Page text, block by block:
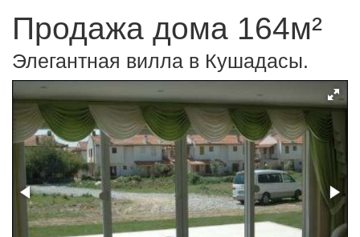
Продажа дома 164м²
Элегантная вилла в Кушадасы.